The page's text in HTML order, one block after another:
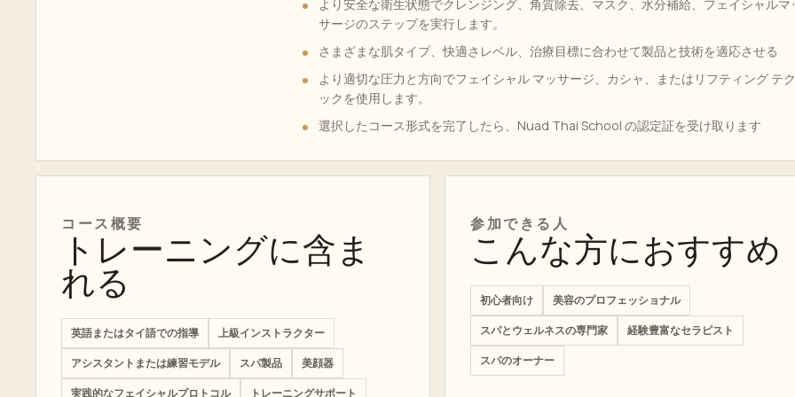
より安全な衛生状態でクレンジング、角質除去、マスク、水分補給、フェイシャルマ
サージのステップを実行します。
さまざまな肌タイプ、快適さレベル、治療目標に合わせて製品と技術を適応させる
より適切な圧力と方向でフェイシャル マッサージ、カシャ、またはリフティング テ
ックを使用します。
選択したコース形式を完了したら、Nuad Thai School の認定証を受け取ります
コース概要
トレーニングに含ま
れる
英語またはタイ語での指導
上級インストラクター
アシスタントまたは練習モデル
スパ製品
美顔器
実践的なフェイシャルプロトコル
トレーニングサポート
参加できる人
こんな方におすすめ
初心者向け
美容のプロフェッショナル
スパとウェルネスの専門家
経験豊富なセラピスト
スパのオーナー